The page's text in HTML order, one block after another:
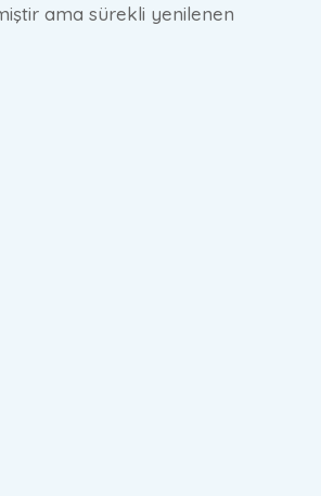
ama sürekli yenilenen